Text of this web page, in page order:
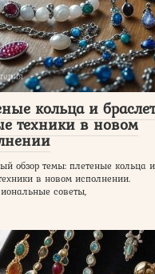
кольца и
техники в новом
обзор темы: плетеные кольца
в новом исполнении.
советы,